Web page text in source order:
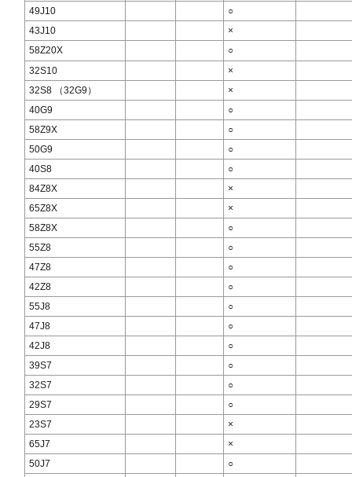
49J10
○
43J10
×
58Z20X
○
32S10
×
32S8 （32G9）
×
40G9
○
58Z9X
○
50G9
○
40S8
○
84Z8X
×
65Z8X
×
58Z8X
○
55Z8
○
47Z8
○
42Z8
○
55J8
○
47J8
○
42J8
○
39S7
○
32S7
○
29S7
○
23S7
×
65J7
×
50J7
○